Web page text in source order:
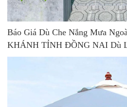
Báo Giá Dù Che Nắng Mưa
KHÁNH TỈNH ĐỒNG NAI Dù